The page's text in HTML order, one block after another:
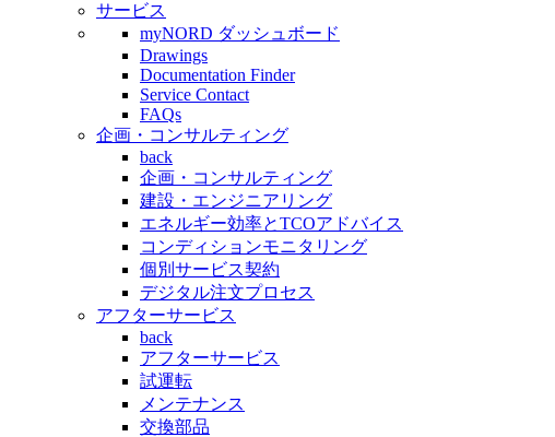
サービス
myNORD ダッシュボード
Drawings
Documentation Finder
Service Contact
FAQs
企画・コンサルティング
back
企画・コンサルティング
建設・エンジニアリング
エネルギー効率とTCOアドバイス
コンディションモニタリング
個別サービス契約
デジタル注文プロセス
アフターサービス
back
アフターサービス
試運転
メンテナンス
交換部品